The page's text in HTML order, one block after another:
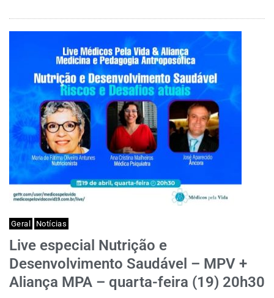
Geral Notícias
Live especial Nutrição e
Desenvolvimento Saudável – MPV +
Aliança MPA – quarta-feira (19) 20h30